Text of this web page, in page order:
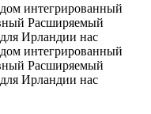
интегрированный
Расширяемый
Ирландии нас
интегрированный
Расширяемый
Ирландии нас